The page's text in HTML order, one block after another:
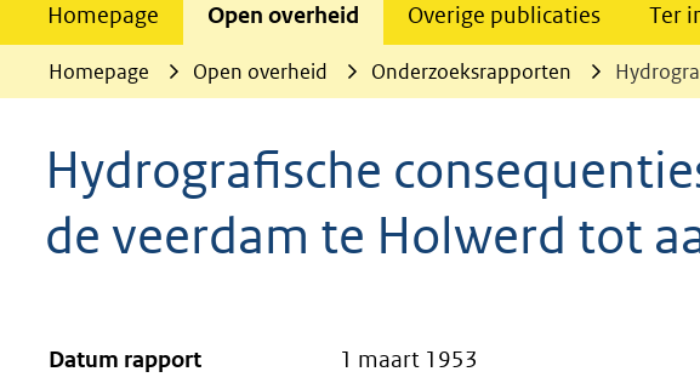
Homepage Open overheid Overige publicaties Ter
Homepage Open overheid Onderzoeksrapporten
Hydrografische
de veerdam te Holwerd tot
Datum rapport
1 maart 1953